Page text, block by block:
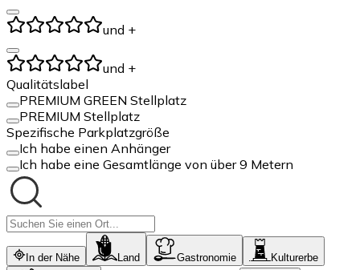
und +
und +
Qualitätslabel
PREMIUM GREEN Stellplatz
PREMIUM Stellplatz
Spezifische Parkplatzgröße
Ich habe einen Anhänger
Ich habe eine Gesamtlänge von über 9 Metern
In der Nähe Land Gastronomie Kulturerbe